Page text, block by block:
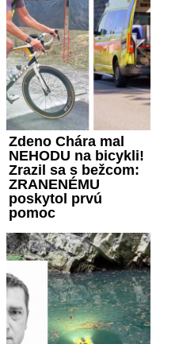
Zdeno Chára mal
NEHODU na bicykli!
Zrazil sa s bežcom:
ZRANENÉMU
poskytol prvú
pomoc